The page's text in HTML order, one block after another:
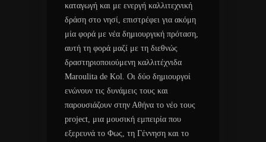
καταγωγή και με ενεργή καλλιτεχνική
δράση στο νησί, επιστρέφει για ακόμη
μία φορά με νέα δημιουργική πρόταση,
αυτή τη φορά μαζί με τη διεθνώς
δραστηριοποιούμενη καλλιτέχνιδα
Maroulita de Kol. Οι δύο δημιουργοί
ενώνουν τις δυνάμεις τους και
παρουσιάζουν στην Αθήνα το νέο τους
project, μια μουσική εμπειρία που
εξερευνά το Φως, τη Γέννηση και το